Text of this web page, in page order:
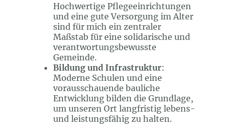
Hochwertige Pflegeeinrichtungen
und eine gute Versorgung im Alter
sind für mich ein zentraler
Maßstab für eine solidarische und
verantwortungsbewusste
Gemeinde.
Bildung und Infrastruktur:
Moderne Schulen und eine
vorausschauende bauliche
Entwicklung bilden die Grundlage,
um unseren Ort langfristig lebens-
und leistungsfähig zu halten.